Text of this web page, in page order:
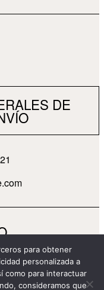
DE
para obtener
personalizada a
como para interactuar
consideramos que